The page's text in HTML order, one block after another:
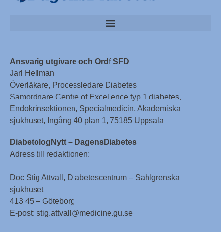
Ansvarig utgivare och Ordf SFD
Jarl Hellman
Överläkare, Processledare Diabetes
Samordnare Centre of Excellence typ 1 diabetes,
Endokrinsektionen, Specialmedicin, Akademiska
sjukhuset, Ingång 40 plan 1, 75185 Uppsala
DiabetologNytt – DagensDiabetes
Adress till redaktionen:
Doc Stig Attvall, Diabetescentrum – Sahlgrenska
sjukhuset
413 45 – Göteborg
E-post: stig.attvall@medicine.gu.se